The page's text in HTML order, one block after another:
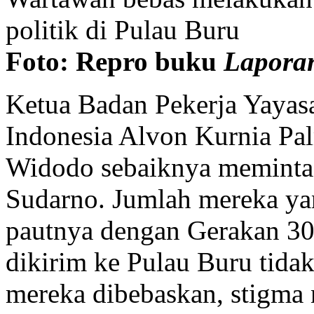
politik di Pulau Buru
Foto: Repro buku
Ketua Badan Pekerja
Indonesia Alvon Kurnia
Widodo sebaiknya
Sudarno. Jumlah mereka
pautnya dengan Gerakan
dikirim ke Pulau Buru
mereka dibebaskan,